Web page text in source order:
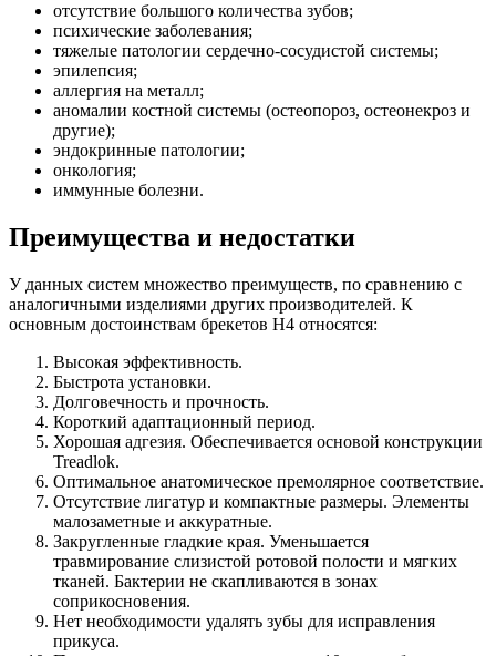
отсутствие большого количества зубов;
психические заболевания;
тяжелые патологии сердечно-сосудистой системы;
эпилепсия;
аллергия на металл;
аномалии костной системы (остеопороз, остеонекроз и
другие);
эндокринные патологии;
онкология;
иммунные болезни.
Преимущества и недостатки
У данных систем множество преимуществ, по сравнению с
аналогичными изделиями других производителей. К
основным достоинствам брекетов H4 относятся:
Высокая эффективность.
Быстрота установки.
Долговечность и прочность.
Короткий адаптационный период.
Хорошая адгезия. Обеспечивается основой конструкции
Treadlok.
Оптимальное анатомическое премолярное соответствие.
Отсутствие лигатур и компактные размеры. Элементы
малозаметные и аккуратные.
Закругленные гладкие края. Уменьшается
травмирование слизистой ротовой полости и мягких
тканей. Бактерии не скапливаются в зонах
соприкосновения.
Нет необходимости удалять зубы для исправления
прикуса.